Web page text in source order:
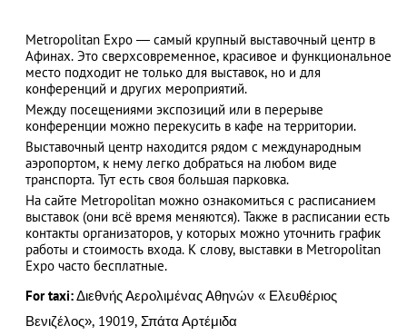
АЗАД
Metropolitan Expo — самый крупный выставочный центр в
Афинах. Это сверхсовременное, красивое и функциональное
место подходит не только для выставок, но и для
конференций и других мероприятий.
Между посещениями экспозиций или в перерыве
конференции можно перекусить в кафе на территории.
Выставочный центр находится рядом с международным
аэропортом, к нему легко добраться на любом виде
транспорта. Тут есть своя большая парковка.
На сайте Metropolitan можно ознакомиться с расписанием
выставок (они всё время меняются). Также в расписании есть
контакты организаторов, у которых можно уточнить график
работы и стоимость входа. К слову, выставки в Metropolitan
Expo часто бесплатные.
For taxi:Διεθνής Αερολιμένας Αθηνών « Ελευθέριος
Βενιζέλος», 19019, Σπάτα Αρτέμιδα